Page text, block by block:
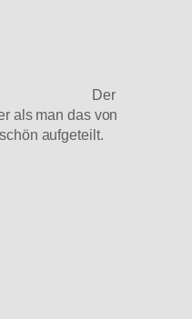
Der
als man das von
aufgeteilt.